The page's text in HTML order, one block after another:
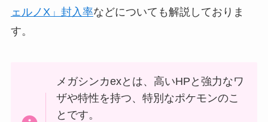
ェルノX」封入率などについても解説しておりま
す。
メガシンカexとは、高いHPと強力なワ
ザや特性を持つ、特別なポケモンのこ
とです。